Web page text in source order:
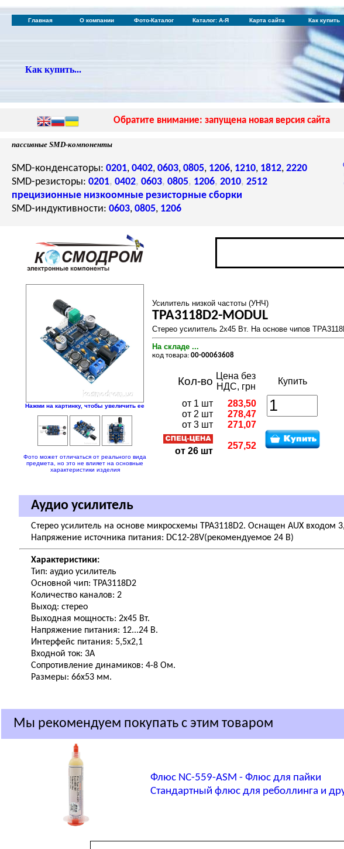
Главная О компании Фото-Каталог Каталог: А-Я Карта сайта Как купить
Как купить...
Обратите внимание: запущена новая версия сайта
пассивные SMD-компоненты
SMD-конденсаторы: 0201, 0402, 0603, 0805, 1206, 1210, 1812, 2220
SMD-резисторы: 0201, 0402, 0603, 0805, 1206, 2010, 2512
прецизионные низкоомные резисторные сборки
SMD-индуктивности: 0603, 0805, 1206
Нажми на картинку, чтобы увеличить ее
Фото может отличаться от реального вида
предмета, но это не влияет на основные
характеристики изделия
Усилитель низкой частоты (УНЧ)
TPA3118D2-MODUL
Стерео усилитель 2х45 Вт. На основе чипов
На складе ...
код товара: 00-00063608
Кол-во Цена без
НДС, грн
Купить
от 1 шт
от 2 шт
от 3 шт
от 26 шт
283,50
278,47
271,07
257,52
Аудио усилитель
Стерео усилитель на основе микросхемы TPA3118D2. Оснащен AUX входом
Напряжение источника питания: DC12-28V(рекомендуемое 24 В)
Характеристики:
Тип: аудио усилитель
Основной чип: TPA3118D2
Количество каналов: 2
Выход: стерео
Выходная мощность: 2х45 Вт.
Напряжение питания: 12...24 В.
Интерфейс питания: 5,5х2,1
Входной ток: 3A
Сопротивление динамиков: 4-8 Ом.
Размеры: 66х53 мм.
Мы рекомендуем покупать с этим товаром
Флюс NC-559-ASM - Флюс для пайки
Стандартный флюс для реболлинга и